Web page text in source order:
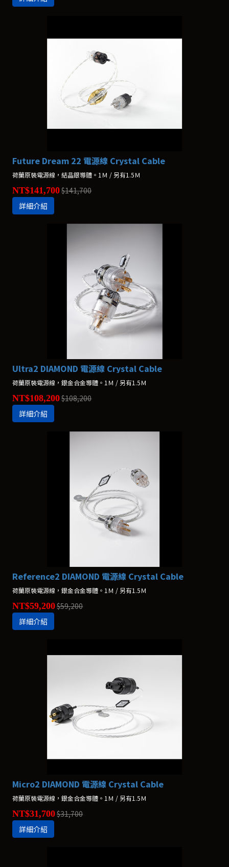
Future Dream 22 電源線 Crystal Cable
荷蘭原裝電源線，結晶銀導體。1Ｍ / 另有1.5Ｍ
NT$141,700$141,700
詳細介紹
Ultra2 DIAMOND 電源線 Crystal Cable
荷蘭原裝電源線，銀金合金導體。1Ｍ / 另有1.5Ｍ
NT$108,200$108,200
詳細介紹
Reference2 DIAMOND 電源線 Crystal Cable
荷蘭原裝電源線，銀金合金導體。1Ｍ / 另有1.5Ｍ
NT$59,200$59,200
詳細介紹
Micro2 DIAMOND 電源線 Crystal Cable
荷蘭原裝電源線，銀金合金導體。1Ｍ / 另有1.5Ｍ
NT$31,700$31,700
詳細介紹